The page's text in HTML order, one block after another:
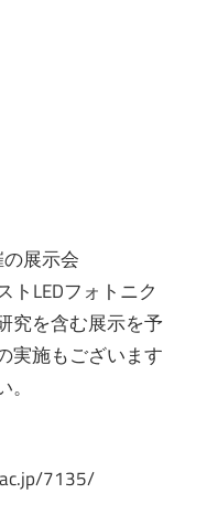
展示会
トLEDフォトニク
究を含む展示を予
実施もございます
7135/